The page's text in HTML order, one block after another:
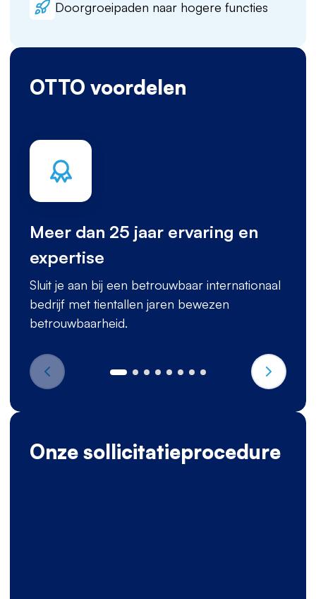
Doorgroeipaden naar hogere functies
OTTO voordelen
Meer dan 25 jaar ervaring en
expertise
Sluit je aan bij een betrouwbaar internationaal
bedrijf met tientallen jaren bewezen
betrouwbaarheid.
Onze sollicitatieprocedure